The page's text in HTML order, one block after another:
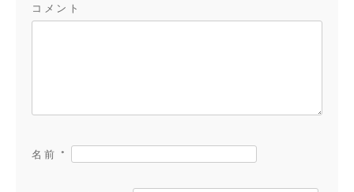
コメント
名前 *